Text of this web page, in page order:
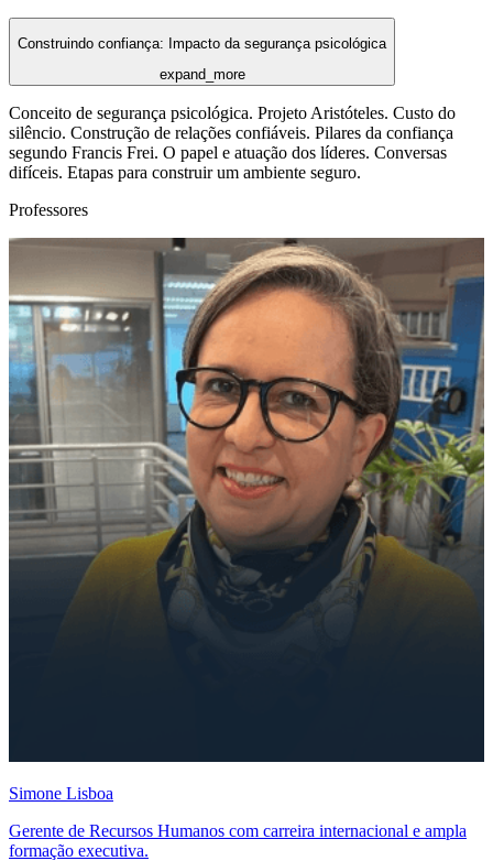
Construindo confiança: Impacto da segurança psicológica
expand_more
Conceito de segurança psicológica. Projeto Aristóteles. Custo do
silêncio. Construção de relações confiáveis. Pilares da confiança
segundo Francis Frei. O papel e atuação dos líderes. Conversas
difíceis. Etapas para construir um ambiente seguro.
Professores
Simone Lisboa
Gerente de Recursos Humanos com carreira internacional e ampla
formação executiva.